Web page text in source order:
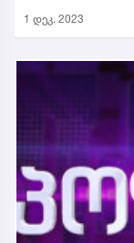
1 დეკ. 2023